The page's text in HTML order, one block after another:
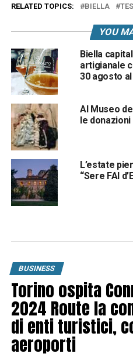
RELATED TOPICS: BIELLA
YOU
Biella
artigianale
30 agosto
Al Museo
le
L’estate
“Sere FAI
BUSINESS
Torino ospita
2024 Route la
di enti turistici,
aeroporti